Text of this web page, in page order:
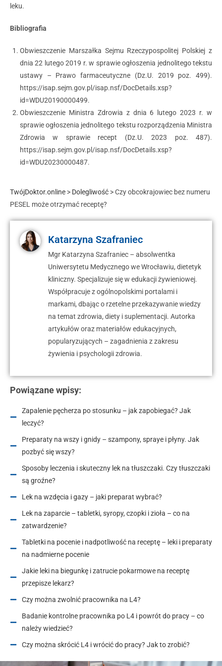
leku.
Bibliografia
Obwieszczenie Marszałka Sejmu Rzeczypospolitej Polskiej z
dnia 22 lutego 2019 r. w sprawie ogłoszenia jednolitego tekstu
ustawy – Prawo farmaceutyczne (Dz.U. 2019 poz. 499).
https://isap.sejm.gov.pl/isap.nsf/DocDetails.xsp?
id=WDU20190000499.
Obwieszczenie Ministra Zdrowia z dnia 6 lutego 2023 r. w
sprawie ogłoszenia jednolitego tekstu rozporządzenia Ministra
Zdrowia w sprawie recept (Dz.U. 2023 poz. 487).
https://isap.sejm.gov.pl/isap.nsf/DocDetails.xsp?
id=WDU20230000487.
TwójDoktor.online > Dolegliwość >Czy obcokrajowiec bez numeru
PESEL może otrzymać receptę?
Katarzyna Szafraniec
Mgr Katarzyna Szafraniec – absolwentka
Uniwersytetu Medycznego we Wrocławiu, dietetyk
kliniczny. Specjalizuje się w edukacji żywieniowej.
Współpracuje z ogólnopolskimi portalami i
markami, dbając o rzetelne przekazywanie wiedzy
na temat zdrowia, diety i suplementacji. Autorka
artykułów oraz materiałów edukacyjnych,
popularyzujących – zagadnienia z zakresu
żywienia i psychologii zdrowia.
Powiązane wpisy:
Zapalenie pęcherza po stosunku – jak zapobiegać? Jak
leczyć?
Preparaty na wszy i gnidy – szampony, spraye i płyny. Jak
pozbyć się wszy?
Sposoby leczenia i skuteczny lek na tłuszczaki. Czy tłuszczaki
są groźne?
Lek na wzdęcia i gazy – jaki preparat wybrać?
Lek na zaparcie – tabletki, syropy, czopki i zioła – co na
zatwardzenie?
Tabletki na pocenie i nadpotliwość na receptę – leki i preparaty
na nadmierne pocenie
Jakie leki na biegunkę i zatrucie pokarmowe na receptę
przepisze lekarz?
Czy można zwolnić pracownika na L4?
Badanie kontrolne pracownika po L4 i powrót do pracy – co
należy wiedzieć?
Czy można skrócić L4 i wrócić do pracy? Jak to zrobić?